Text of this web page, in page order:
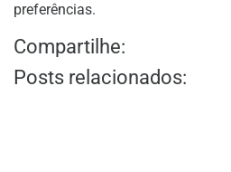
preferências.
Compartilhe:
Posts relacionados: